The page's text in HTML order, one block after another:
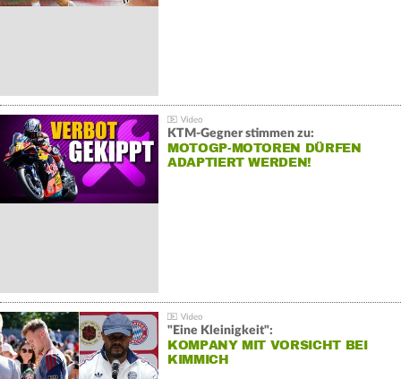
KTM-Gegner stimmen zu:
MOTOGP-MOTOREN DÜRFEN
ADAPTIERT WERDEN!
"Eine Kleinigkeit":
KOMPANY MIT VORSICHT BEI
KIMMICH